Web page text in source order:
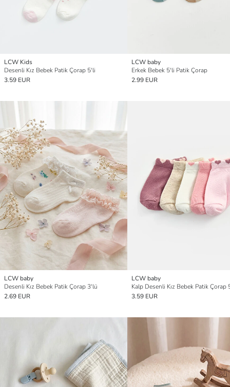
LCW Kids
Desenli Kız Bebek Patik Çorap 5'li
3.59 EUR
LCW baby
Erkek Bebek 5'li Patik Çorap
2.99 EUR
LCW baby
Desenli Kız Bebek Patik Çorap 3'lü
2.69 EUR
LCW baby
Kalp Desenli Kız Bebek Patik Çorap
3.59 EUR